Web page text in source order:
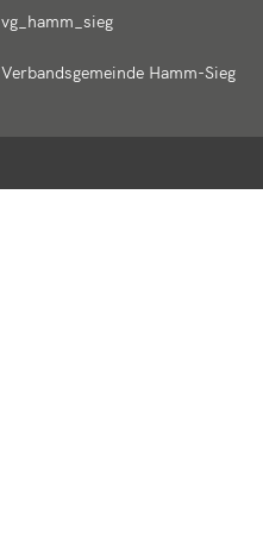
vg_hamm_sieg
Verbandsgemeinde Hamm-Sieg